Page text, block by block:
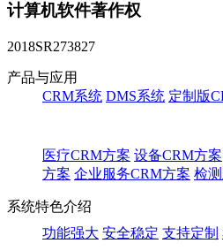
计算机软件著作权
2018SR273827
产品与应用
CRM系统 DMS系统 定制版
医疗CRM方案 设备CRM方案
方案 企业服务CRM方案 检
系统特色介绍
功能强大 安全稳定 支持定制